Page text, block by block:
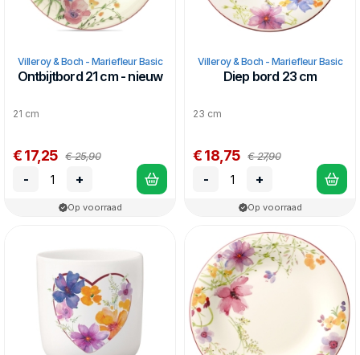
Villeroy & Boch - Mariefleur Basic
Ontbijtbord 21 cm - nieuw
21 cm
€ 17,25 € 25,90
- +
Op voorraad
Villeroy & Boch - Mariefleur Basic
Diep bord 23 cm
23 cm
€ 18,75 € 27,90
- +
Op voorraad